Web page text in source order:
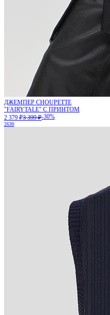
ДЖЕМПЕР CHOUPETTE
"FAIRYTALE" С ПРИНТОМ
2 379 ₽3 399 ₽-30%
2630